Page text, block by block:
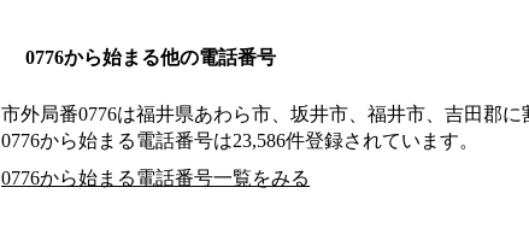
0776から始まる他の電話番号
市外局番0776は福井県あわら市、坂井市、福井市、吉田郡に
0776から始まる電話番号は23,586件登録されています。
0776から始まる電話番号一覧をみる